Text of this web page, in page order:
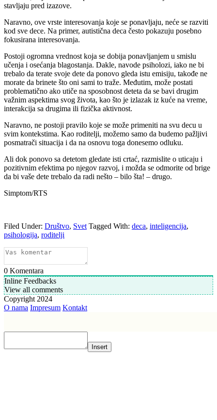
stavljaju pred izazove.
Naravno, ove vrste interesovanja koje se ponavljaju, neće se razviti
kod sve dece. Na primer, autistična deca često pokazuju posebno
fokusirana interesovanja.
Postoji ogromna vrednost koja se dobija ponavljanjem u smislu
učenja i osećanja blagostanja. Dakle, navode psiholozi, iako ne bi
trebalo da terate svoje dete da ponovo gleda istu emisiju, takođe ne
morate da brinete što oni sami to traže. Međutim, može postati
problematično ako utiče na sposobnost deteta da se bavi drugim
važnim aspektima svog života, kao što je izlazak iz kuće na vreme,
interakcija sa drugima ili fizička aktivnost.
Naravno, ne postoji pravilo koje se može primeniti na svu decu u
svim kontekstima. Kao roditelji, možemo samo da budemo pažljivi
posmatrači situacija i da na osnovu toga donesemo odluku.
Ali dok ponovo sa detetom gledate isti crtać, razmislite o uticaju i
pozitivnim efektima po njegov razvoj, i možda se odmorite od brige
da bi vaše dete trebalo da radi nešto – bilo šta! – drugo.
Simptom/RTS
Filed Under: Društvo, Svet Tagged With: deca, inteligencija,
psihologija, roditelji
0 Komentara
Inline Feedbacks
View all comments
Copyright 2024
O nama Impresum Kontakt
Insert